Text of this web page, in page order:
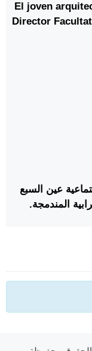
El joven
Director
عين السبع
المندمجة.